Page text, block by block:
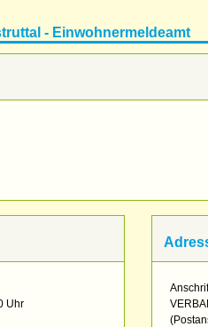
- Einwohnermeldeamt
Uhr